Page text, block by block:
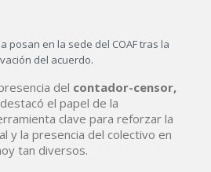
posan en la sede del COAF tras la
del acuerdo.
del contador-censor,
el papel de la
clave para reforzar la
y la presencia del colectivo en
tan diversos.